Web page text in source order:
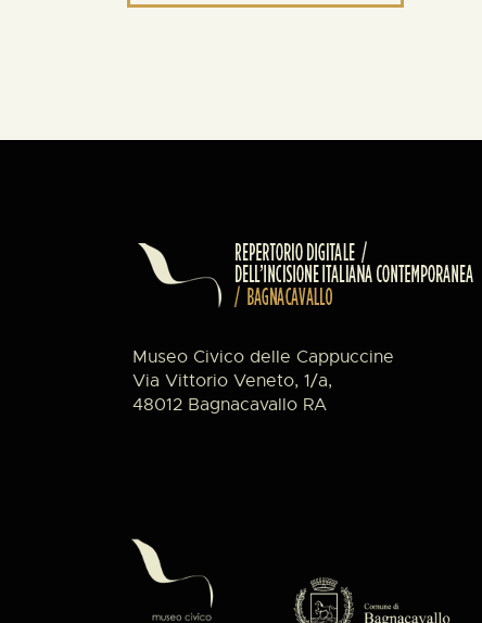
Museo Civico delle Cappuccine
Via Vittorio Veneto, 1/a,
48012 Bagnacavallo RA